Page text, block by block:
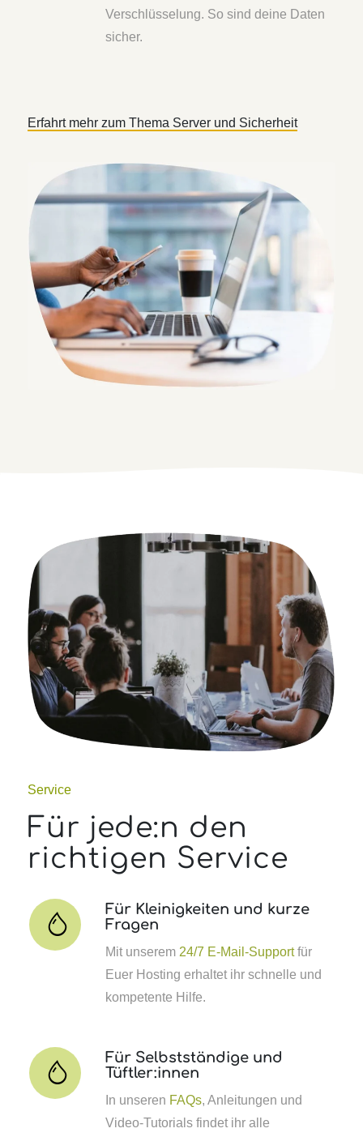
Verschlüsselung. So sind deine Daten
sicher.
Erfahrt mehr zum Thema Server und Sicherheit
Service
Für jede:n den
richtigen Service
Für Kleinigkeiten und kurze
Fragen
Mit unserem24/7 E-Mail-Supportfür
Euer Hosting erhaltet ihr schnelle und
kompetente Hilfe.
Für Selbstständige und
Tüftler:innen
In unseren FAQs, Anleitungen und
Video-Tutorials findet ihr alle